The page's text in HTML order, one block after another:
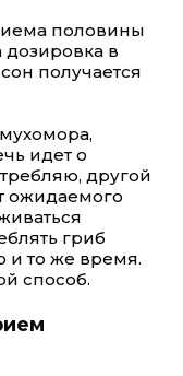
половины
в
получается
идет о
другой
ожидаемого
гриб
и то же время.
способ.